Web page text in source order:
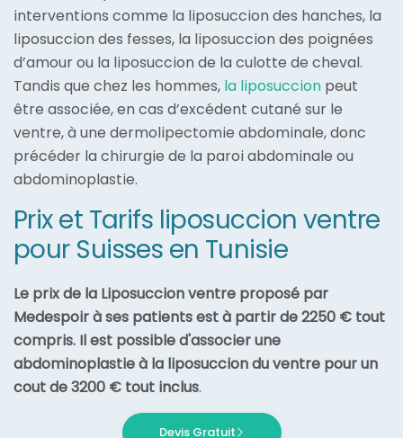
interventions comme la liposuccion des hanches, la
liposuccion des fesses, la liposuccion des poignées
d’amour ou la liposuccion de la culotte de cheval.
Tandis que chez les hommes, la liposuccion peut
être associée, en cas d’excédent cutané sur le
ventre, à une dermolipectomie abdominale, donc
précéder la chirurgie de la paroi abdominale ou
abdominoplastie.
Prix et Tarifs liposuccion ventre
pour Suisses en Tunisie
Le prix de la Liposuccion ventre proposé par
Medespoir à ses patients est à partir de 2250 € tout
compris. Il est possible d'associer une
abdominoplastie à la liposuccion du ventre pour un
cout de 3200 € tout inclus.
Devis Gratuit